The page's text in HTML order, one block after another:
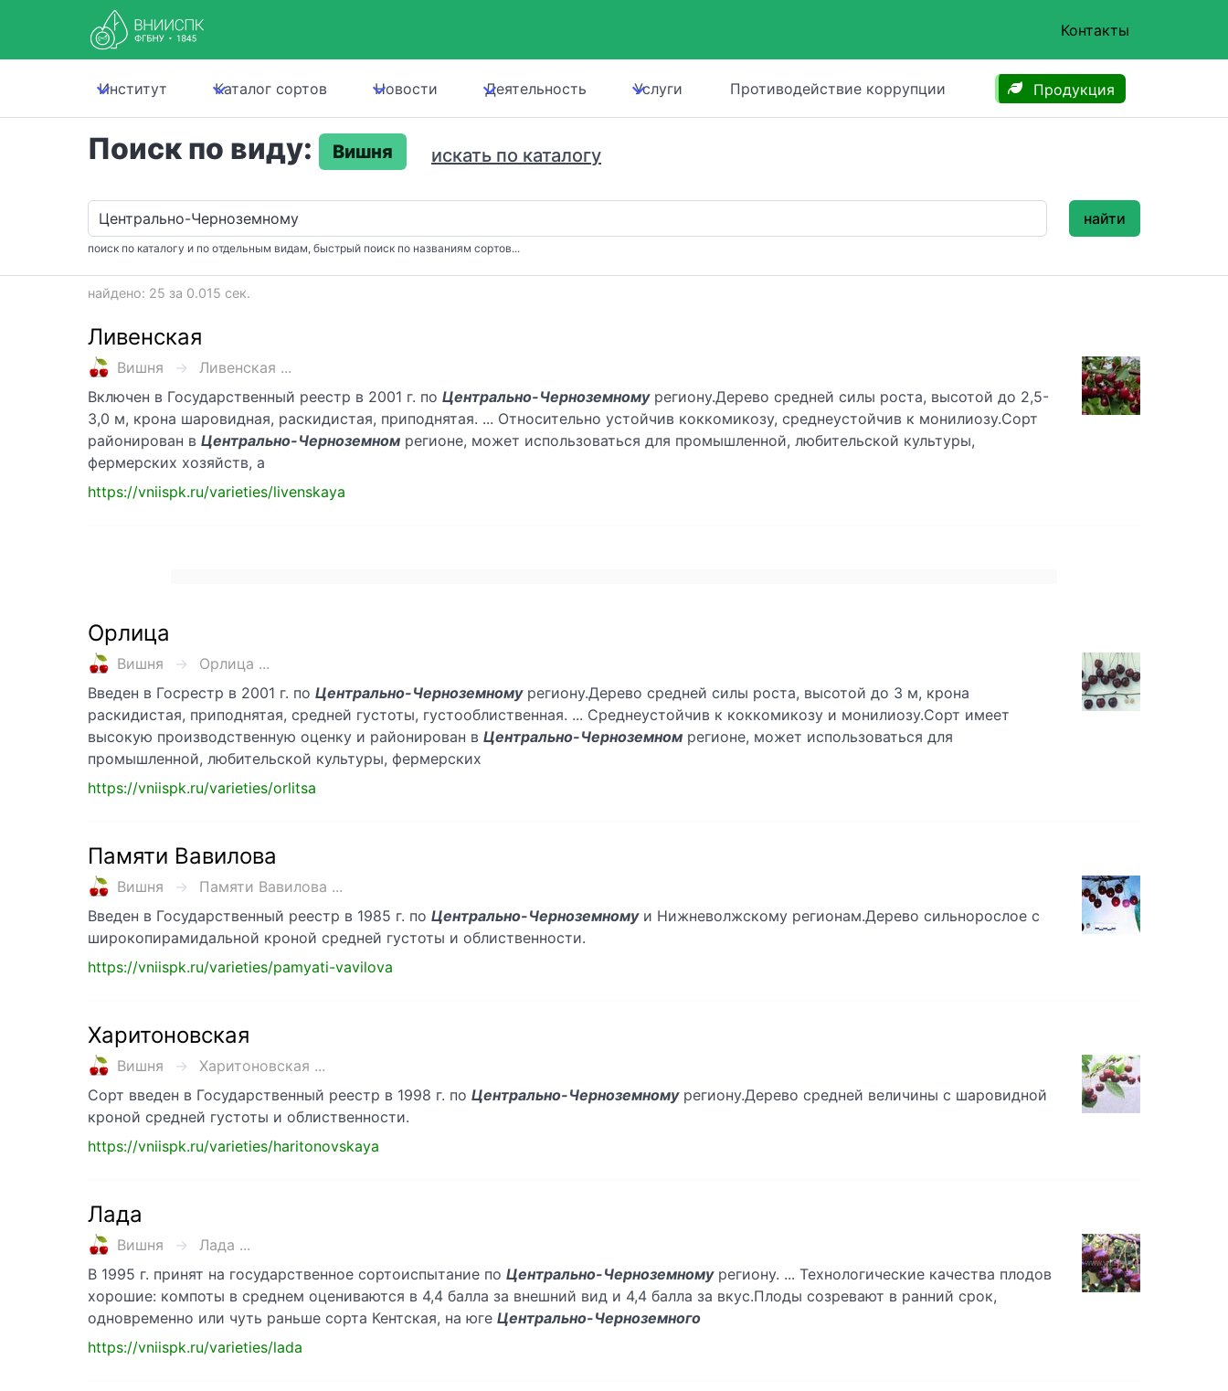
Контакты
Институт Каталог сортов Новости Деятельность Услуги Противодействие коррупции Продукция
Поиск по виду: Вишня искать по каталогу
поиск по каталогу и по отдельным видам, быстрый поиск по названиям сортов...
найти
найдено: 25 за 0.015 сек.
Ливенская
Вишня
Ливенская ...
Включен в Государственный реестр в 2001 г. по Центрально-Черноземномурегиону.Дерево средней силы роста, высотой до 2,5-
3,0 м, крона шаровидная, раскидистая, приподнятая. ... Относительно устойчив коккомикозу, среднеустойчив к монилиозу.Сорт
районирован в Центрально-Черноземном регионе, может использоваться для промышленной, любительской культуры,
фермерских хозяйств, а
https://vniispk.ru/varieties/livenskaya
Орлица
Вишня
Орлица ...
Введен в Госрестр в 2001 г. по Центрально-Черноземномурегиону.Дерево средней силы роста, высотой до 3 м, крона
раскидистая, приподнятая, средней густоты, густооблиственная. ... Среднеустойчив к коккомикозу и монилиозу.Сорт имеет
высокую производственную оценку и районирован в Центрально-Черноземном регионе, может использоваться для
промышленной, любительской культуры, фермерских
https://vniispk.ru/varieties/orlitsa
Памяти Вавилова
Вишня
Памяти Вавилова ...
Введен в Государственный реестр в 1985 г. по Центрально-Черноземномуи Нижневолжскому регионам.Дерево сильнорослое с
широкопирамидальной кроной средней густоты и облиственности.
https://vniispk.ru/varieties/pamyati-vavilova
Харитоновская
Вишня
Харитоновская ...
Сорт введен в Государственный реестр в 1998 г. по Центрально-Черноземномурегиону.Дерево средней величины с шаровидной
кроной средней густоты и облиственности.
https://vniispk.ru/varieties/haritonovskaya
Лада
Вишня
Лада ...
В 1995 г. принят на государственное сортоиспытание по Центрально-Черноземномурегиону. ... Технологические качества плодов
хорошие: компоты в среднем оцениваются в 4,4 балла за внешний вид и 4,4 балла за вкус.Плоды созревают в ранний срок,
одновременно или чуть раньше сорта Кентская, на юге Центрально-Черноземного
https://vniispk.ru/varieties/lada